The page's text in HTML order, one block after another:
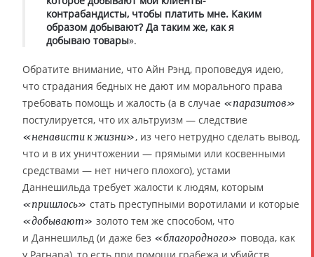
контрабандисты, чтобы платить мне. Каким
образом добывают? Да таким же, как я
добываю товары».
Обратите внимание, что Айн Рэнд, проповедуя идею,
что страдания бедных не дают им морального права
требовать помощь и жалость (а в случае «паразитов»
постулируется, что их альтруизм — следствие
«ненависти к жизни», из чего нетрудно сделать вывод,
что и в их уничтожении — прямыми или косвенными
средствами — нет ничего плохого), устами
Даннешильда требует жалости к людям, которым
«пришлось» стать преступными воротилами и которые
«добывают» золото тем же способом, что
и Даннешильд (и даже без «благородного» повода, как